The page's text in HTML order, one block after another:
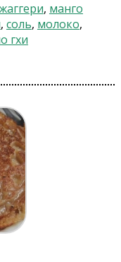
, манго
, соль, молоко,
гхи